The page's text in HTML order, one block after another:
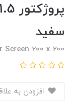
سفید
200 x 200